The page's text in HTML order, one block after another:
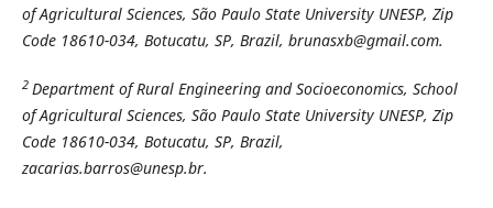
of Agricultural Sciences, São Paulo State University UNESP, Zip
Code 18610-034, Botucatu, SP, Brazil, brunasxb@gmail.com.
2 Department of Rural Engineering and Socioeconomics, School
of Agricultural Sciences, São Paulo State University UNESP, Zip
Code 18610-034, Botucatu, SP, Brazil,
zacarias.barros@unesp.br.